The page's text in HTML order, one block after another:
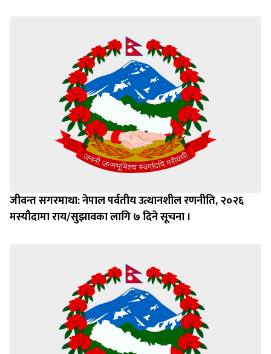
जीवन्त सगरमाथा: नेपाल पर्वतीय उत्थानशील रणनीति, २०२६
मस्यौदामा राय/सुझावका लागि ७ दिने सूचना ।